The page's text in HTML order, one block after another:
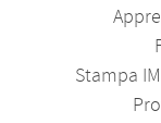
Stampa